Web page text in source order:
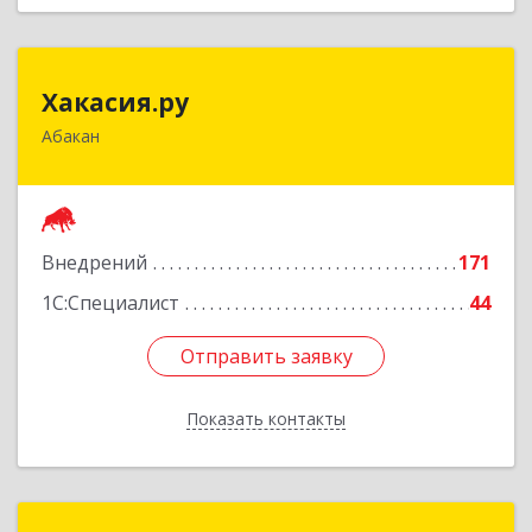
Хакасия.ру
Абакан
Внедрений
171
1С:Специалист
44
Отправить заявку
Показать контакты
655017, Хакасия Респ, Абакан г, Вяткина ул, дом
Отправить заявку
Назад